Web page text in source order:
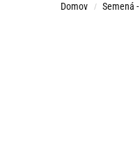
Domov / Semená